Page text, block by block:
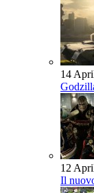
14
12
Il